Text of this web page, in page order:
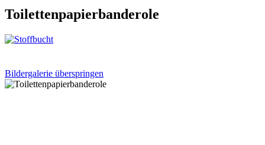
Toilettenpapierbanderole
Bildergalerie überspringen